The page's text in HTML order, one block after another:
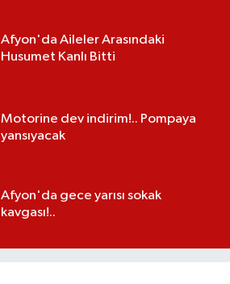
Afyon'da Aileler Arasındaki
Husumet Kanlı Bitti
Motorine dev indirim!.. Pompaya
yansıyacak
Afyon'da gece yarısı sokak
kavgası!..